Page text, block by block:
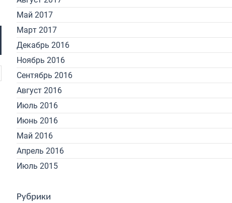
Май 2017
Март 2017
Декабрь 2016
Ноябрь 2016
Сентябрь 2016
Август 2016
Июль 2016
Июнь 2016
Май 2016
Апрель 2016
Июль 2015
Рубрики